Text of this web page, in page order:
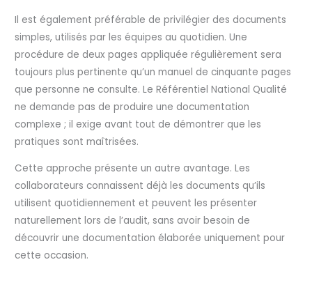
Il est également préférable de privilégier des documents
simples, utilisés par les équipes au quotidien. Une
procédure de deux pages appliquée régulièrement sera
toujours plus pertinente qu’un manuel de cinquante pages
que personne ne consulte. Le Référentiel National Qualité
ne demande pas de produire une documentation
complexe ; il exige avant tout de démontrer que les
pratiques sont maîtrisées.
Cette approche présente un autre avantage. Les
collaborateurs connaissent déjà les documents qu’ils
utilisent quotidiennement et peuvent les présenter
naturellement lors de l’audit, sans avoir besoin de
découvrir une documentation élaborée uniquement pour
cette occasion.